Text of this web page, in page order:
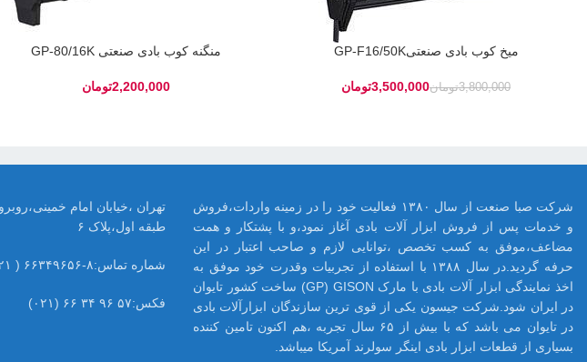
میخ کوب بادی صنعتیGP-F16/50K
3,800,000تومان3,500,000تومان
منگنه کوب بادی صنعتی GP-80/16K
تومان
طبقه اول،پلاک ۶
شماره تماس:۸-۶۶۳۴۹۶۵۶ ( ۰۲۱)
فکس:۵۷ ۹۶ ۳۴ ۶۶ (۰۲۱)
شرکت صبا صنعت از سال ۱۳۸۰ فعالیت خود را در زمینه واردات،فروش
و خدمات پس از فروش ابزار آلات بادی آغاز نمود،و با پشتکار و همت
مضاعف،موفق به کسب تخصص ،توانایی لازم و صاحب اعتبار در این
حرفه گردید.در سال ۱۳۸۸ با استفاده از تجربیات وقدرت خود موفق به
اخذ نمایندگی ابزار آلات بادی با مارک GP) GISON) ساخت کشور تایوان
در ایران شود.شرکت جیسون یکی از قوی ترین سازندگان ابزارآلات بادی
در تایوان می باشد که با بیش از ۶۵ سال تجربه ،هم اکنون تامین کننده
بسیاری از قطعات ابزار بادی اینگر سولرند آمریکا میباشد.